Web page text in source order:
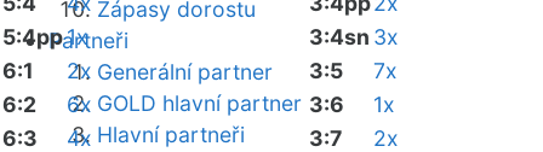
Zápasy dorostu
Partneři
Generální partner
GOLD hlavní partner
Hlavní partneři
5:4pp1x
6:1
2x
6:2
6x
6:3
4x
3:4sn 3x
3:5
7x
3:6
1x
3:7
2x